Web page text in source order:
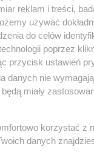
na Ciebie
moda,
reklam i treści,
używać
do celów
poprzez
przycisk ustawień
danych nie
miały
korzystać z
danych